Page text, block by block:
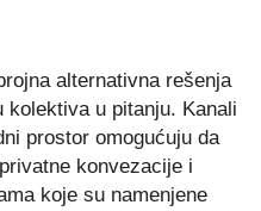
alternativna rešenja
u pitanju. Kanali
prostor omogućuju da
konvezacije i
koje su namenjene